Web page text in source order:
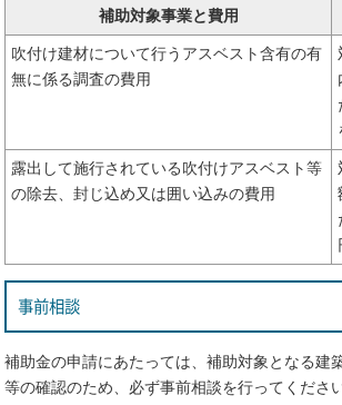
補助対象事業と費用
吹付け建材について行うアスベスト含有の有
無に係る調査の費用
露出して施行されている吹付けアスベスト等
の除去、封じ込め又は囲い込みの費用
事前相談
補助金の申請にあたっては、補助対象となる建
等の確認のため、必ず事前相談を行ってください